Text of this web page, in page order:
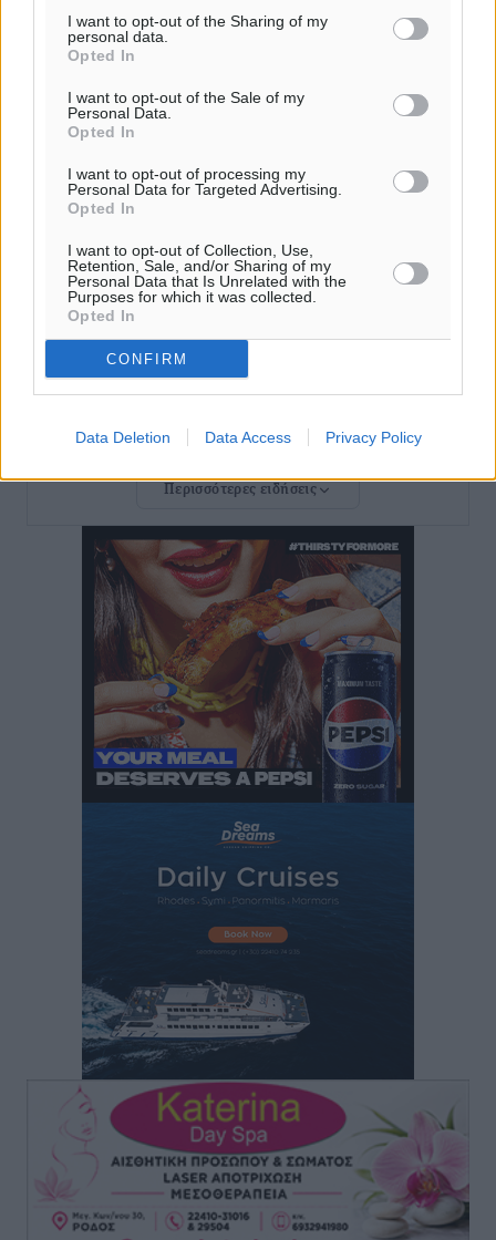
I want to opt-out of the Sharing of my
personal data.
Opted In
I want to opt-out of the Sale of my
Personal Data.
Opted In
I want to opt-out of processing my
Personal Data for Targeted Advertising.
Opted In
I want to opt-out of Collection, Use,
Retention, Sale, and/or Sharing of my
Personal Data that Is Unrelated with the
Purposes for which it was collected.
Opted In
CONFIRM
Data Deletion Data Access Privacy Policy
Ειδήσεις• πριν 30 λεπτά
ΑΔΜΗΕ: Ολοκληρώνεται η ηλεκτρική διασύνδεση των
Κυκλάδων, τα οφέλη
Πόσοι Ευρωπαίοι «αντέχουν» διακοπές στο εξωτερικό
Ειδήσεις• πριν 41 λεπτά
Βούλγαροι τουρίστες: Λιγότερες διανυκτερεύσεις
στην Ελλάδα, αλλά 18% υψηλότερη δαπάνη ανά
διανυκτέρευση
Οι κανόνες για τουριστική ανάπτυξη –
Κατηγοριοποιήσεις, ρυθμίσεις και όρια
Τοπικές Ειδήσεις πριν 50 λεπτά
Η Τουρκία «γκριζάρει» ξανά το Αιγαίο και προκαλεί
με αφορμή το Ειδικό Χωροταξικό Πλαίσιο για τον
Τουρισμό
Τοπικές Ειδήσεις• πριν 56 λεπτά
Νέα εποχή για το Νοσοκομείο Ρόδου: Έργα υποδομής,
Δίκτυο ΑμεΑ στη Μεσαιωνική Πόλη
Ρεπορτάζ• πριν 2 ώρες
Προσωρινά κρατούμενος ο 59χρονος που συνελήφθη
με περισσότερο από 1,3 κιλό κοκαΐνης στη Ρόδο
Τοπικές Ειδήσεις• πριν 2 ώρες
Δεκατέσσερα ονόματα στο τραπέζι για το ψηφοδέλτιο
του ΠΑΣΟΚ στα Δωδεκάνησα
Περισσότερες ειδήσεις